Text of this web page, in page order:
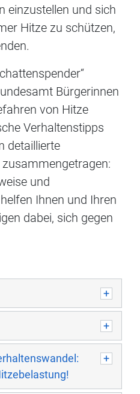
einzustellen und sich
Hitze zu schützen,
Bürgerinnen
von Hitze
Verhaltenstipps
detaillierte
und
Ihnen und Ihren
dabei, sich gegen